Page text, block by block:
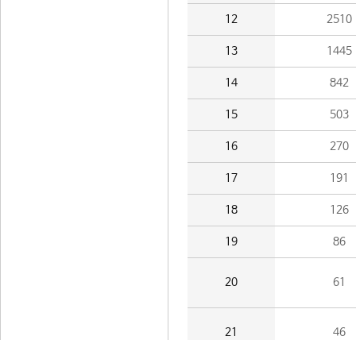
12 2510
13 1445
14 842
15 503
16 270
17 191
18 126
19 86
20 61
21 46